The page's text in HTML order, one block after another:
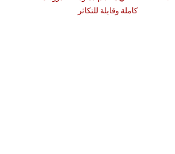
كاملة وقابلة للتكاثر